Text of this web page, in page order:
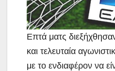
Επτά ματς
και τελευταία
με το ενδιαφέρον να